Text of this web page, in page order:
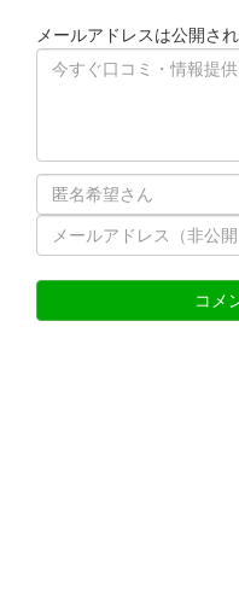
メールアドレスは公開さ